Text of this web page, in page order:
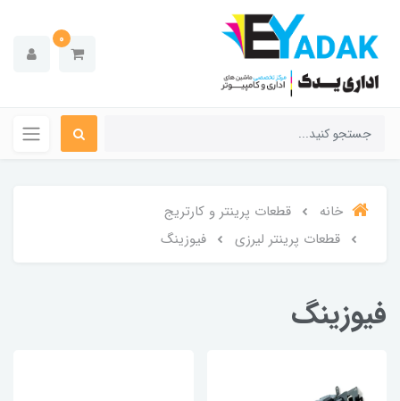
0
خانه
قطعات پرینتر و کارتریج
قطعات پرینتر لیرزی
فیوزینگ
فیوزینگ